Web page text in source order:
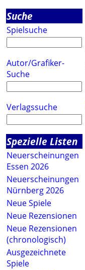
Suche
Spielsuche
Autor/Grafiker-
Suche
Verlagssuche
Spezielle Listen
Neuerscheinungen
Essen 2026
Neuerscheinungen
Nürnberg 2026
Neue Spiele
Neue Rezensionen
Neue Rezensionen
(chronologisch)
Ausgezeichnete
Spiele